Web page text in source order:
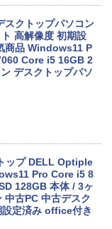
1TB 新品換装済
モバイルPC USB
在宅勤務 テレ
i5 メモリ16GB
型 LED液晶 HDMI
軽量 モバ
届いてすぐ使える
厳選中古ノート
スクトップパソコン
高解像度 初期設
商品 Windows11 P
Core i5 16GB 2
デスクトップパソ
ップ DELL Optiple
Pro Core i5 8
128GB 本体 / 3ヶ
中古PC 中古デスク
設定済み office付き